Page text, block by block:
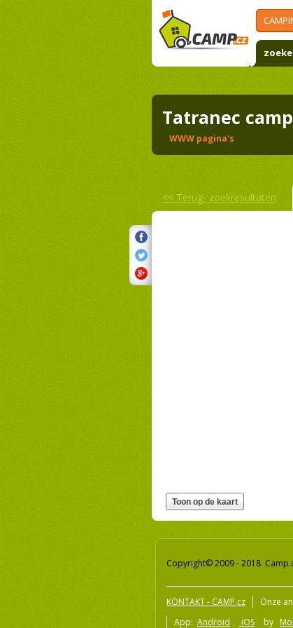
Tatranec camp
WWW pagina's
<< Terug- zoekresultaten
Copyright© 2009 - 2018
KONTAKT - CAMP.cz Onze
App: Android iOS by